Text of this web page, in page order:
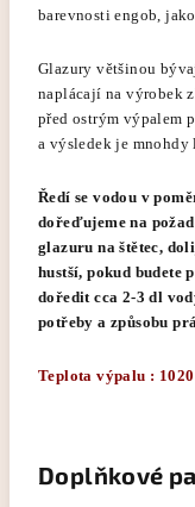
barevnosti engob,
Glazury většinou
naplácají na výrobek
před ostrým výpalem
a výsledek je
Ředí se vodou v
dořeďujeme na
glazuru na štětec,
hustší, pokud budete
doředit cca 2-3 dl
potřeby a způsobu
Teplota výpalu : 1020
Doplňkové